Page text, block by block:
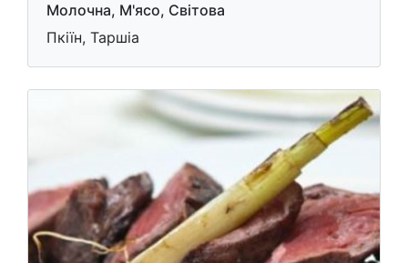
Молочна, М'ясо, Світова
Пкіїн, Таршіа